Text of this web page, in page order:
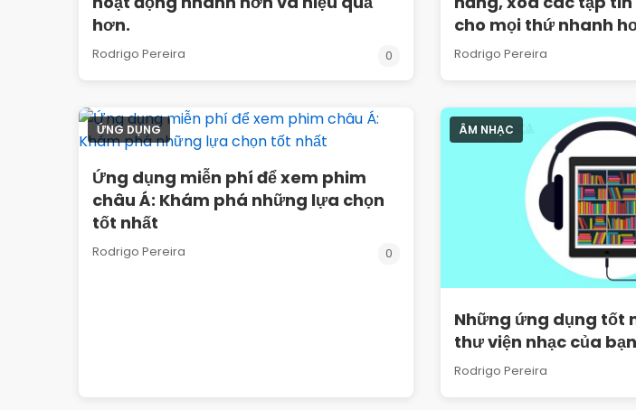
hơn.
Rodrigo Pereira 0
cho mọi thứ nhanh
Rodrigo Pereira
ỨNG DỤNG
Ứng dụng miễn phí để xem phim
châu Á: Khám phá những lựa chọn
tốt nhất
Rodrigo Pereira 0
ÂM NHẠC
Những ứng dụng tốt
thư viện nhạc của bạn
Rodrigo Pereira